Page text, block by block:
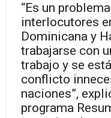
“Es un
interlocutores
Dominicana y
trabajarse con
trabajo y se
conflicto
naciones”,
programa